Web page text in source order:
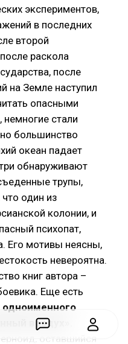
экспериментов,
в последних
второй
раскола
после
на Земле наступил
опасными
немногие стали
но большинство
океан падает
обнаруживают
трупы,
один из
колонии, и
психопат,
Его мотивы неясны,
невероятна.
книг автора –
Еще есть
одноименного
воздух».
оставшийся